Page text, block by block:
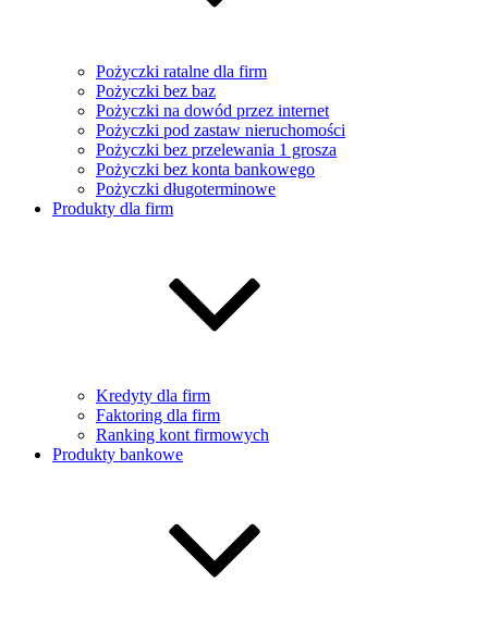
Pożyczki ratalne dla firm
Pożyczki bez baz
Pożyczki na dowód przez internet
Pożyczki pod zastaw nieruchomości
Pożyczki bez przelewania 1 grosza
Pożyczki bez konta bankowego
Pożyczki długoterminowe
Produkty dla firm
Kredyty dla firm
Faktoring dla firm
Ranking kont firmowych
Produkty bankowe